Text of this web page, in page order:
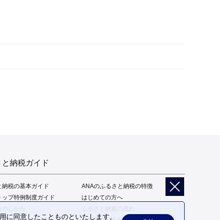
納税ガイド
納税の基本ガイド
ANAのふるさと納税の特徴
ップ特例制度ガイド
はじめての方へ
ふるさと納税の流れ
同意したことものといたします。